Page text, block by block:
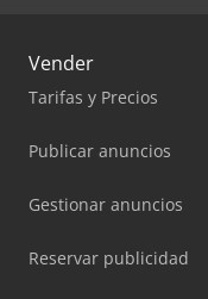
Vender
Tarifas y Precios
Publicar anuncios
Gestionar anuncios
Reservar publicidad